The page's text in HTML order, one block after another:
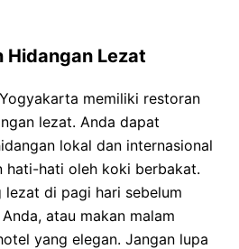
Hidangan Lezat
memiliki restoran
lezat. Anda dapat
lokal dan internasional
hati-hati oleh koki berbakat.
lezat di pagi hari sebelum
atau makan malam
yang elegan. Jangan lupa